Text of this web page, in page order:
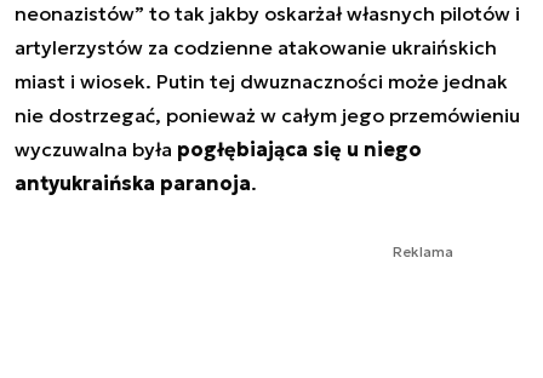
neonazistów” to tak jakby oskarżał własnych pilotów i
artylerzystów za codzienne atakowanie ukraińskich
miast i wiosek. Putin tej dwuznaczności może jednak
nie dostrzegać, ponieważ w całym jego przemówieniu
wyczuwalna była pogłębiająca się u niego
antyukraińska paranoja.
Reklama